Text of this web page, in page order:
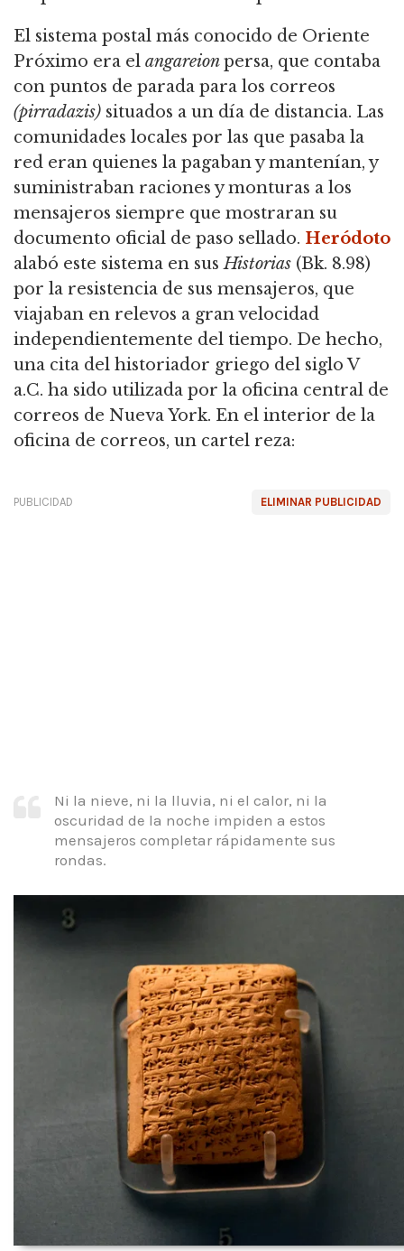
El sistema postal más conocido de Oriente
Próximo era el angareionpersa, que contaba
con puntos de parada para los correos
(pirradazis) situados a un día de distancia. Las
comunidades locales por las que pasaba la
red eran quienes la pagaban y mantenían, y
suministraban raciones y monturas a los
mensajeros siempre que mostraran su
documento oficial de paso sellado. Heródoto
alabó este sistema en susHistorias (Bk. 8.98)
por la resistencia de sus mensajeros, que
viajaban en relevos a gran velocidad
independientemente del tiempo. De hecho,
una cita del historiador griego del siglo V
a.C. ha sido utilizada por la oficina central de
correos de Nueva York. En el interior de la
oficina de correos, un cartel reza:
ELIMINAR PUBLICIDAD
PUBLICIDAD
Ni la nieve, ni la lluvia, ni el calor, ni la
oscuridad de la noche impiden a estos
mensajeros completar rápidamente sus
rondas.